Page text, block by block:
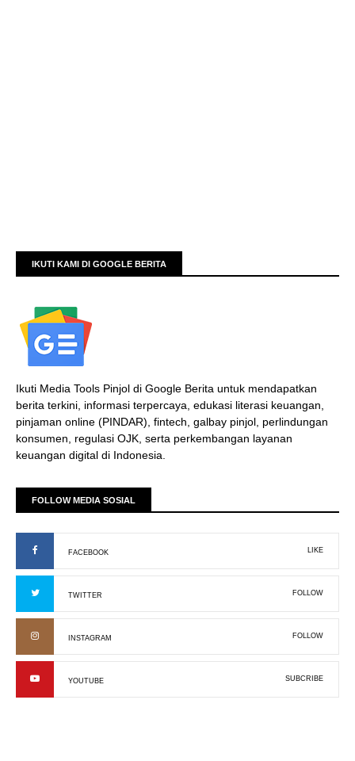
IKUTI KAMI DI GOOGLE BERITA
Ikuti Media Tools Pinjol di Google Berita untuk mendapatkan
berita terkini, informasi terpercaya, edukasi literasi keuangan,
pinjaman online (PINDAR), fintech, galbay pinjol, perlindungan
konsumen, regulasi OJK, serta perkembangan layanan
keuangan digital di Indonesia.
FOLLOW MEDIA SOSIAL
FACEBOOK LIKE
TWITTER FOLLOW
INSTAGRAM FOLLOW
YOUTUBE SUBCRIBE